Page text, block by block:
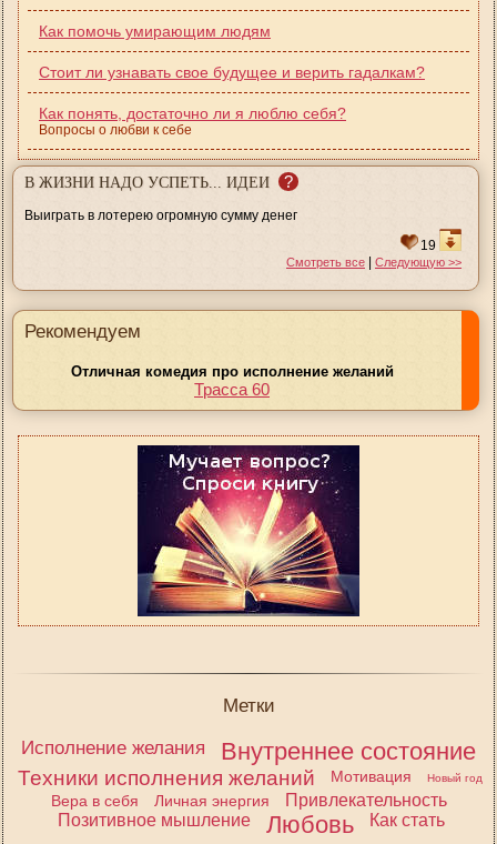
Как помочь умирающим людям
Стоит ли узнавать свое будущее и верить гадалкам?
Как понять, достаточно ли я люблю себя?
Вопросы о любви к себе
В ЖИЗНИ НАДО УСПЕТЬ... ИДЕИ ?
Выиграть в лотерею огромную сумму денег
19
Смотреть все | Следующую >>
Рекомендуем
Отличная комедия про исполнение желаний
Трасса 60
Метки
Исполнение желания
Внутреннее состояние
Техники исполнения желаний Мотивация Новый год
Вера в себя Личная энергия
Привлекательность
Позитивное мышление
Любовь
Как стать